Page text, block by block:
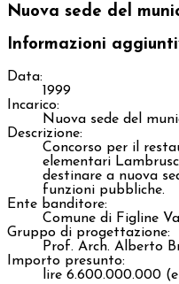
Nuova sede del
Informazioni
Data:
1999
Incarico:
Nuova sede del
Descrizione:
Concorso per il
elementari
destinare a nuova
funzioni pubbliche.
Ente banditore:
Comune di Figline
Gruppo di progettazione:
Prof. Arch. Alberto
Importo presunto:
lire 6.600.000.000